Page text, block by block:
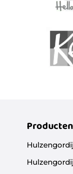
Producten